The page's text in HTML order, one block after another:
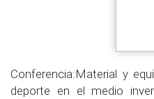
Conferencia:Material y
deporte en el medio